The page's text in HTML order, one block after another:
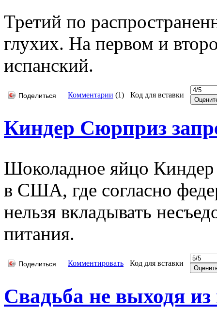
Третий по
глухих. На первом и
испанский.
Поделиться Комментарии (1) Код для вставки
Киндер Сюрприз
Шоколадное яйцо
в США, где согласно
нельзя вкладывать
питания.
Поделиться Комментировать Код для вставки
Свадьба не выходя